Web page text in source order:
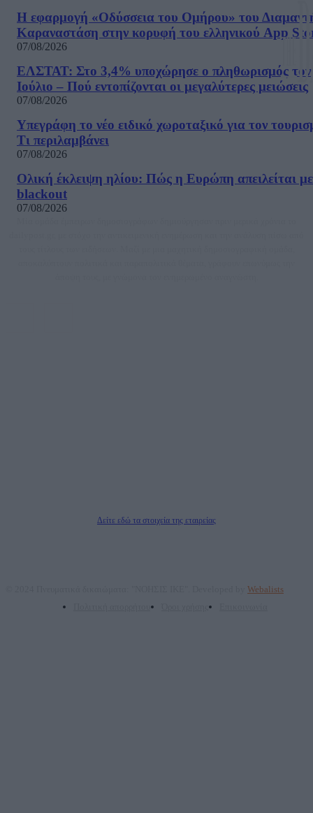
Η εφαρμογή «Οδύσσεια του Ομήρου» του
Καραναστάση στην κορυφή του ελληνικού App
07/08/2026
ΕΛΣΤΑΤ: Στο 3,4% υποχώρησε ο πληθωρισμός τον
Ιούλιο – Πού εντοπίζονται οι μεγαλύτερες μειώσεις
07/08/2026
Υπεγράφη το νέο ειδικό χωροταξικό για τον
Τι περιλαμβάνει
07/08/2026
Ολική έκλειψη ηλίου: Πώς η Ευρώπη απειλείται με
blackout
07/08/2026
Δείτε εδώ τα στοιχεία της εταιρείας
Webalists